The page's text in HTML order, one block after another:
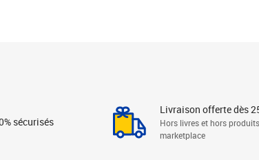
sécurisés
Livraison offerte dès
Hors livres et hors produits
marketplace